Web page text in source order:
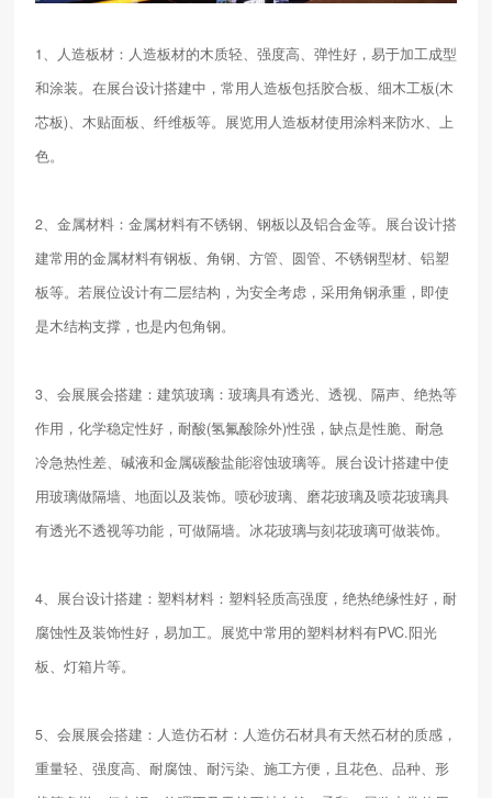
1、人造板材：人造板材的木质轻、强度高、弹性好，易于加工成型
和涂装。在展台设计搭建中，常用人造板包括胶合板、细木工板(木
芯板)、木贴面板、纤维板等。展览用人造板材使用涂料来防水、上
色。
2、金属材料：金属材料有不锈钢、钢板以及铝合金等。展台设计搭
建常用的金属材料有钢板、角钢、方管、圆管、不锈钢型材、铝塑
板等。若展位设计有二层结构，为安全考虑，采用角钢承重，即使
是木结构支撑，也是内包角钢。
3、会展展会搭建：建筑玻璃：玻璃具有透光、透视、隔声、绝热等
作用，化学稳定性好，耐酸(氢氟酸除外)性强，缺点是性脆、耐急
冷急热性差、碱液和金属碳酸盐能溶蚀玻璃等。展台设计搭建中使
用玻璃做隔墙、地面以及装饰。喷砂玻璃、磨花玻璃及喷花玻璃具
有透光不透视等功能，可做隔墙。冰花玻璃与刻花玻璃可做装饰。
4、展台设计搭建：塑料材料：塑料轻质高强度，绝热绝缘性好，耐
腐蚀性及装饰性好，易加工。展览中常用的塑料材料有PVC.阳光
板、灯箱片等。
5、会展展会搭建：人造仿石材：人造仿石材具有天然石材的质感，
重量轻、强度高、耐腐蚀、耐污染、施工方便，且花色、品种、形